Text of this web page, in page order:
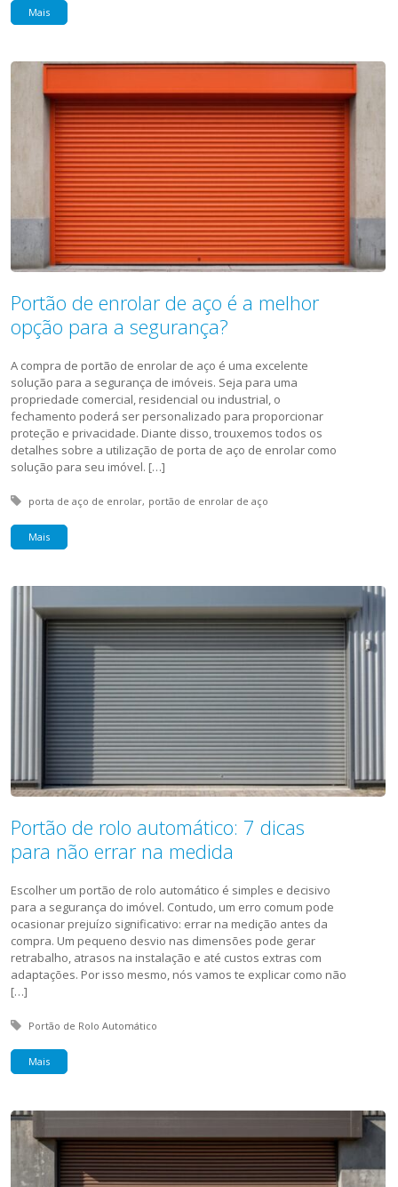
Mais
Portão de enrolar de aço é a melhor
opção para a segurança?
A compra de portão de enrolar de aço é uma excelente
solução para a segurança de imóveis. Seja para uma
propriedade comercial, residencial ou industrial, o
fechamento poderá ser personalizado para proporcionar
proteção e privacidade. Diante disso, trouxemos todos os
detalhes sobre a utilização de porta de aço de enrolar como
solução para seu imóvel. […]
Tagged with:
porta de aço de enrolar portão de enrolar de aço
Mais
Portão de rolo automático: 7 dicas
para não errar na medida
Escolher um portão de rolo automático é simples e decisivo
para a segurança do imóvel. Contudo, um erro comum pode
ocasionar prejuízo significativo: errar na medição antes da
compra. Um pequeno desvio nas dimensões pode gerar
retrabalho, atrasos na instalação e até custos extras com
adaptações. Por isso mesmo, nós vamos te explicar como não
[…]
Tagged with:
Portão de Rolo Automático
Mais